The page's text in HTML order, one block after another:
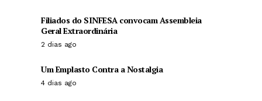
Filiados do SINFESA convocam Assembleia
Geral Extraordinária
2 dias ago
Um Emplasto Contra a Nostalgia
4 dias ago